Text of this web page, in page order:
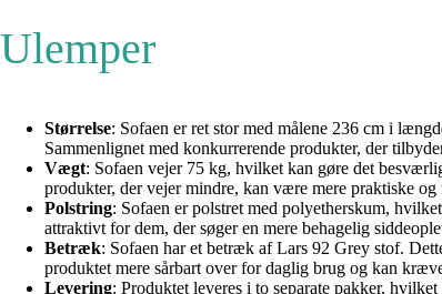
Ulemper
Størrelse: Sofaen er ret stor med målene 236 cm i
Sammenlignet med konkurrerende produkter, der
Vægt: Sofaen vejer 75 kg, hvilket kan gøre det
produkter, der vejer mindre, kan være mere praktiske og
Polstring: Sofaen er polstret med polyetherskum,
attraktivt for dem, der søger en mere behagelig
Betræk: Sofaen har et betræk af Lars 92 Grey stof.
produktet mere sårbart over for daglig brug og kan
Levering: Produktet leveres i to separate pakker,